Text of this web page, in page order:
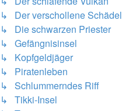
↳ Der verschollene Schädel
↳ Die schwarzen Priester
↳ Gefängnisinsel
↳ Kopfgeldjäger
↳ Piratenleben
↳ Schlummerndes Riff
↳ Tikki-Insel